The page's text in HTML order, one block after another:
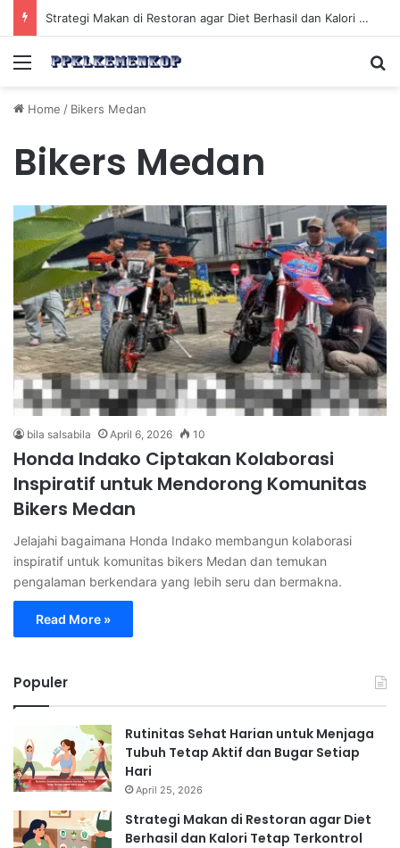
Strategi Makan di Restoran agar Diet Berhasil dan Kalori Tetap Terkontrol
Menu
Home / Bikers Medan
Bikers Medan
bila salsabila April 6, 2026 10
Honda Indako Ciptakan Kolaborasi
Inspiratif untuk Mendorong Komunitas
Bikers Medan
Jelajahi bagaimana Honda Indako membangun kolaborasi
inspiratif untuk komunitas bikers Medan dan temukan
pengalaman berkendara yang lebih seru dan bermakna.
Read More »
Populer
Rutinitas Sehat Harian untuk Menjaga
Tubuh Tetap Aktif dan Bugar Setiap
Hari
April 25, 2026
Strategi Makan di Restoran agar Diet
Berhasil dan Kalori Tetap Terkontrol